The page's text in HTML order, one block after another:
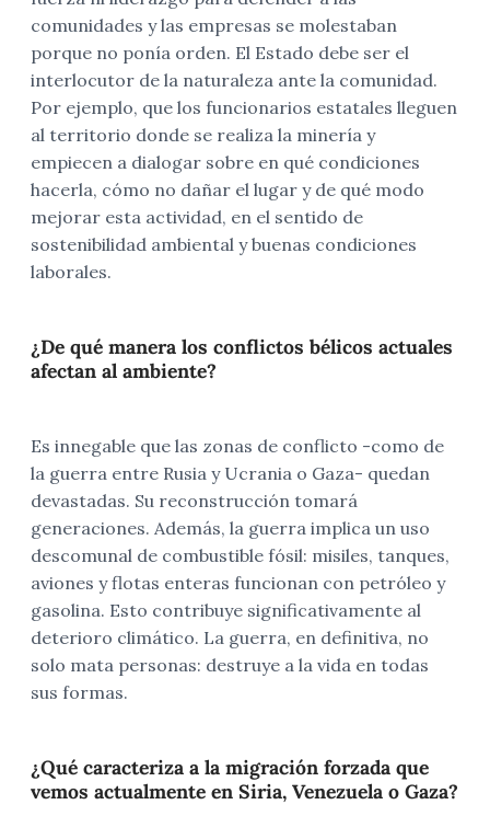
comunidades y las empresas se molestaban
porque no ponía orden. El Estado debe ser el
interlocutor de la naturaleza ante la comunidad.
Por ejemplo, que los funcionarios estatales lleguen
al territorio donde se realiza la minería y
empiecen a dialogar sobre en qué condiciones
hacerla, cómo no dañar el lugar y de qué modo
mejorar esta actividad, en el sentido de
sostenibilidad ambiental y buenas condiciones
laborales.
¿De qué manera los conflictos bélicos actuales
afectan al ambiente?
Es innegable que las zonas de conflicto -como de
la guerra entre Rusia y Ucrania o Gaza- quedan
devastadas. Su reconstrucción tomará
generaciones. Además, la guerra implica un uso
descomunal de combustible fósil: misiles, tanques,
aviones y flotas enteras funcionan con petróleo y
gasolina. Esto contribuye significativamente al
deterioro climático. La guerra, en definitiva, no
solo mata personas: destruye a la vida en todas
sus formas.
¿Qué caracteriza a la migración forzada que
vemos actualmente en Siria, Venezuela o Gaza?